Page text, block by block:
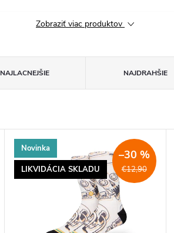
Zobraziť viac produktov
NAJLACNEJŠIE NAJDRAHŠIE
Novinka
LIKVIDÁCIA SKLADU
€12,90
–30 %